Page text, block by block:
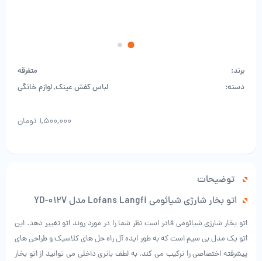
برند:
متفرقه
دسته:
لباس کفش عینک,لوازم خانگی
۱,۵۰۰,۰۰۰ تومان
توضیحات
اتو بخار شارژی شیائومی Lofans Langfi مدل YD-012V
اتو بخار شارژی شیائومی قادر است نظر شما را در مورد روند اتو تغییر دهد. این
اتو یک مدل بی سیم است که به طور ایده آل راه حل های کلاسیک و طراحی های
پیشرفته اختصاصی را ترکیب می کند. به لطف باتری داخلی می توانید از اتو بخار